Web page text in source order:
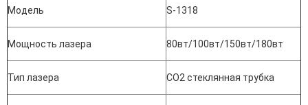
Модель S-1318
Мощность лазера 80вт/100вт/150вт/180вт
Тип лазера СО2 стеклянная трубка